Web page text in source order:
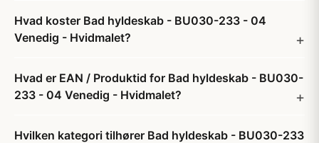
Hvad koster Bad hyldeskab - BU030-233 - 04
Venedig - Hvidmalet?
Hvad er EAN / Produktid for Bad hyldeskab - BU030-
233 - 04 Venedig - Hvidmalet?
Hvilken kategori tilhører Bad hyldeskab - BU030-233